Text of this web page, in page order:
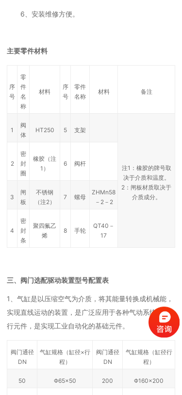
6、安装维修方便。
主要零件材料
序
号
零
件
名
称
材料
序
号
零件
名称
材料 备注
1
阀
体
HT250 5 支架
注1：橡胶的牌号取
决于介质和温度。
2：闸板材质取决于
介质成分。
2
密
封
圈
橡胶（注
1）
6 阀杆
3
闸
板
不锈钢
（注2）
7 螺母
ZHMn58
－2－2
4
密
封
条
聚四氟乙
烯
8 手轮
QT40－
17
三、阀门选配驱动装置型号配置表
1、气缸是以压缩空气为介质，将其能量转换成机械能，
实现直线运动的装置，是广泛应用于各种气动系统的执
行元件，是实现工业自动化的基础元件。
阀门通径
DN
气缸规格（缸径×行
程）
阀门通径
DN
气缸规格（缸径行
程）
50 Φ65×50 200 Φ160×200